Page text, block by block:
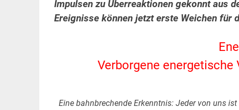
Impulsen zu Überreaktionen gekonnt aus
Ereignisse können jetzt erste Weichen für
Verborgene energetische
Eine bahnbrechende Erkenntnis: Jeder von uns